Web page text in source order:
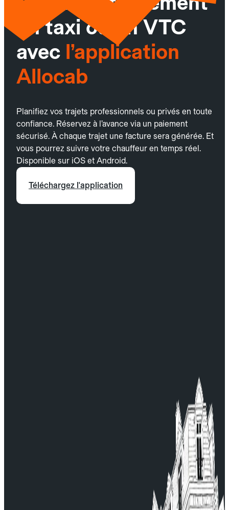
un taxi ou un VTC
avec l’application
Allocab
Planifiez vos trajets professionnels ou privés en toute
confiance. Réservez à l’avance via un paiement
sécurisé. À chaque trajet une facture sera générée. Et
vous pourrez suivre votre chauffeur en temps réel.
Disponible sur iOS et Android.
Téléchargez l'application